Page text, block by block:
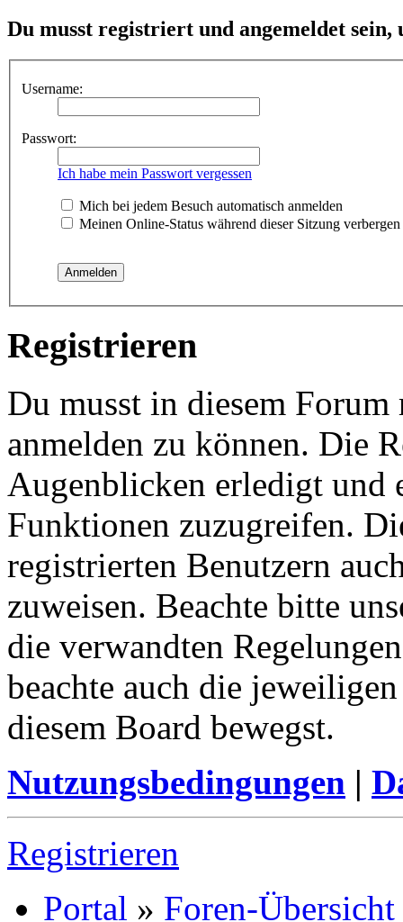
Du musst registriert und angemeldet sein,
Username:
Passwort:
Ich habe mein Passwort vergessen
Mich bei jedem Besuch automatisch anmelden
Meinen Online-Status während dieser Sitzung verbergen
Registrieren
Du musst in diesem
anmelden zu können. Die
Augenblicken erledigt und
Funktionen zuzugreifen.
registrierten Benutzern
zuweisen. Beachte bitte
die verwandten
beachte auch die
diesem Board bewegst.
Nutzungsbedingungen |
Registrieren
Portal » Foren-Übersicht